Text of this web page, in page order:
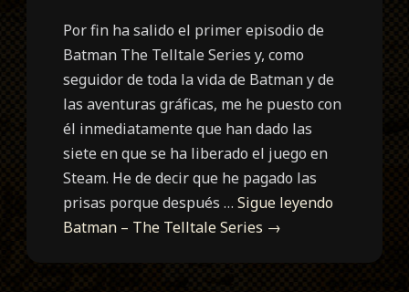
Por fin ha salido el primer episodio de
Batman The Telltale Series y, como
seguidor de toda la vida de Batman y de
las aventuras gráficas, me he puesto con
él inmediatamente que han dado las
siete en que se ha liberado el juego en
Steam. He de decir que he pagado las
prisas porque después …Sigue leyendo
Batman – The Telltale Series →